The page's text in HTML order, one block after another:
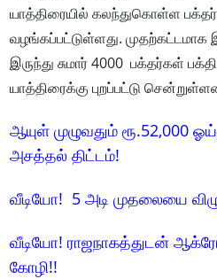
யாத்திரையில் கலந்துகொள்ள
வழங்கப்பட்டுள்ளது. முதற்கட்டமாக
இருந்து சுமார் 4000 பக்தர்கள்
யாத்திரைக்கு புறப்பட்டு
ஆயுள் முழுவதும் ரூ.52,000
அசத்தல் திட்டம்!
வீடியோ! 5 அடி முதலையை
வீடியோ! ராஜநாகத்துடன்
கோழி!!